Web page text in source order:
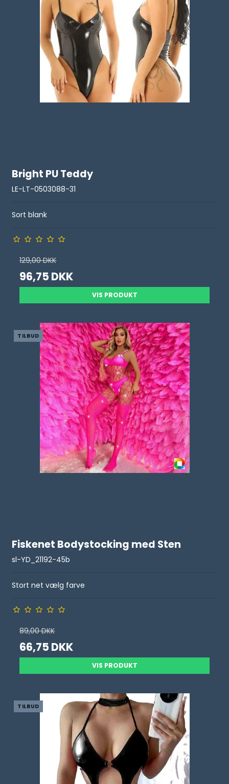
Bright PU Teddy
LE-LT-0503088-31
Sort blank
129,00 DKK
96,75 DKK
VIS PRODUKT
TILBUD
Fiskenet Bodystocking med Sten
sl-YD_21192-45b
Stort net vælg farve
89,00 DKK
66,75 DKK
VIS PRODUKT
TILBUD